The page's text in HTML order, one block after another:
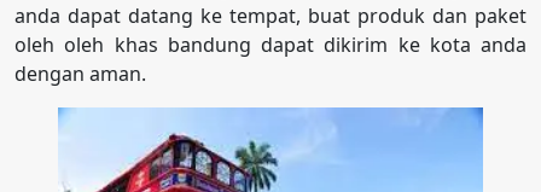
anda dapat datang ke tempat, buat produk dan paket
oleh oleh khas bandung dapat dikirim ke kota anda
dengan aman.